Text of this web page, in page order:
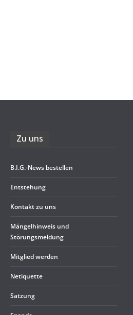
Zu uns
B.I.G.-News bestel­len
Ent­ste­hung
Kon­takt zu uns
Män­gel­hin­weis und
Störungsmeldung
Mit­glied werden
Neti­quette
Sat­zung